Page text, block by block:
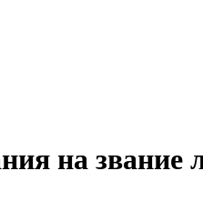
на звание